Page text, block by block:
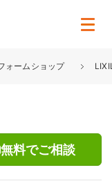
ォームショップ
無料でご相談